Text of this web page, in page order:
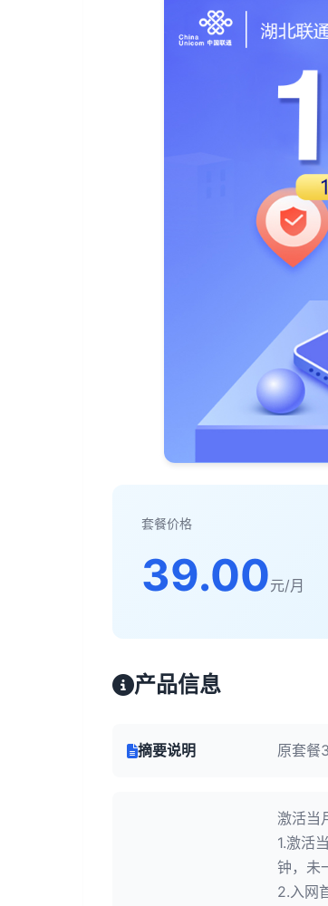
套餐价格
39.00元/月
产品信息
摘要说明 原套餐
激活当
1.激活
钟，未
2.入网